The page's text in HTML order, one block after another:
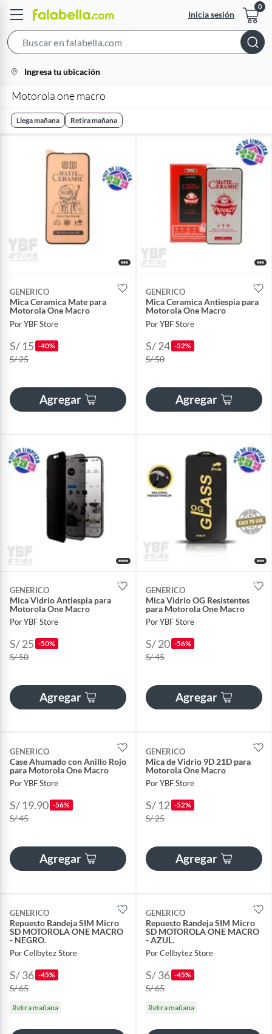
Inicia sesión
Bar
location-
icon
Ingresa tu ubicación
Motorola one macro
Llega mañana Retira mañana
GENERICO
Mica Ceramica Mate para
Motorola One Macro
Por YBF Store
S/ 15 -40%
S/ 25
Agregar
GENERICO
Mica Ceramica Antiespia para
Motorola One Macro
Por YBF Store
S/ 24 -52%
S/ 50
Agregar
GENERICO
Mica Vidrio Antiespia para
Motorola One Macro
Por YBF Store
S/ 25 -50%
S/ 50
Agregar
GENERICO
Mica Vidrio OG Resistentes
para Motorola One Macro
Por YBF Store
S/ 20 -56%
S/ 45
Agregar
GENERICO
Case Ahumado con Anillo Rojo
para Motorola One Macro
Por YBF Store
S/ 19.90 -56%
S/ 45
Agregar
GENERICO
Mica de Vidrio 9D 21D para
Motorola One Macro
Por YBF Store
S/ 12 -52%
S/ 25
Agregar
GENERICO
Repuesto Bandeja SIM Micro
SD MOTOROLA ONE MACRO
- NEGRO.
Por Cellbytez Store
S/ 36 -45%
S/ 65
Retira mañana
GENERICO
Repuesto Bandeja SIM Micro
SD MOTOROLA ONE MACRO
- AZUL.
Por Cellbytez Store
S/ 36 -45%
S/ 65
Retira mañana